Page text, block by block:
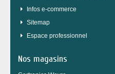
Infos e-commerce
sitemap
Espace professionnel
Nos magasins